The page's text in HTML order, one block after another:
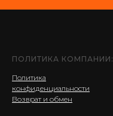
ПОЛИТИКА КОМПАНИИ:
Политика
конфиденциальности
Возврат и обмен